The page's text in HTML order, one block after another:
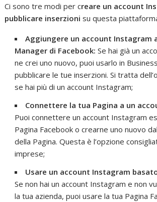
Ci sono tre modi per creare un account
pubblicare inserzioni su questa
Aggiungere un account Instagram
Manager di Facebook: Se hai già un
ne crei uno nuovo, puoi usarlo in
pubblicare le tue inserzioni. Si tratta
se hai più di un account Instagram;
Connettere la tua Pagina a un
Puoi connettere un account Instagram
Pagina Facebook o crearne uno nuovo
della Pagina. Questa è l’opzione
imprese;
Usare un account Instagram
Se non hai un account Instagram e non
la tua azienda, puoi usare la tua Pagina